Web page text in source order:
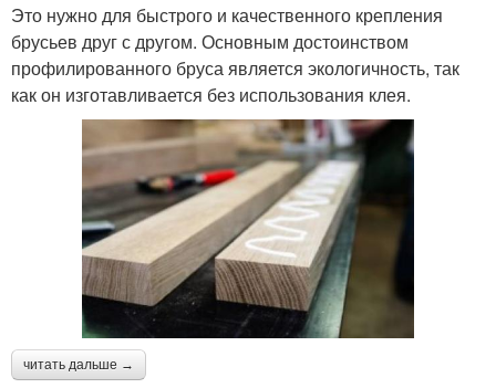
Это нужно для быстрого и качественного крепления
брусьев друг с другом. Основным достоинством
профилированного бруса является экологичность, так
как он изготавливается без использования клея.
читать дальше →